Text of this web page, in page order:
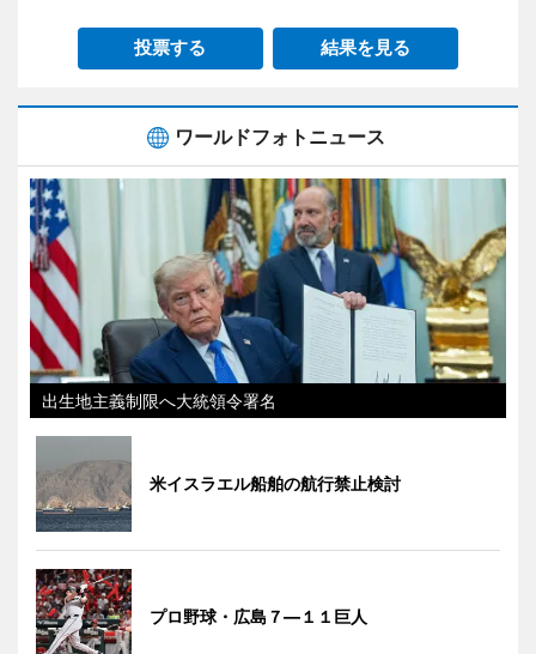
投票する 結果を見る
ワールドフォトニュース
出生地主義制限へ大統領令署名
米イスラエル船舶の航行禁止検討
プロ野球・広島７―１１巨人